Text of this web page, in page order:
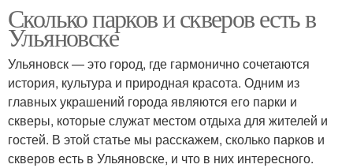
Сколько парков и скверов есть в
Ульяновске
Ульяновск — это город, где гармонично сочетаются
история, культура и природная красота. Одним из
главных украшений города являются его парки и
скверы, которые служат местом отдыха для жителей и
гостей. В этой статье мы расскажем, сколько парков и
скверов есть в Ульяновске, и что в них интересного.